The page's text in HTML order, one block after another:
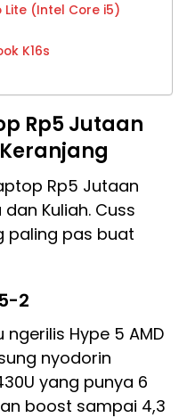
Lite (Intel Core i5)
K16s
Rp5 Jutaan
Rp5 Jutaan
Kuliah. Cuss
paling pas buat
2
Hype 5 AMD
nyodorin
yang punya 6
boost sampai 4,3